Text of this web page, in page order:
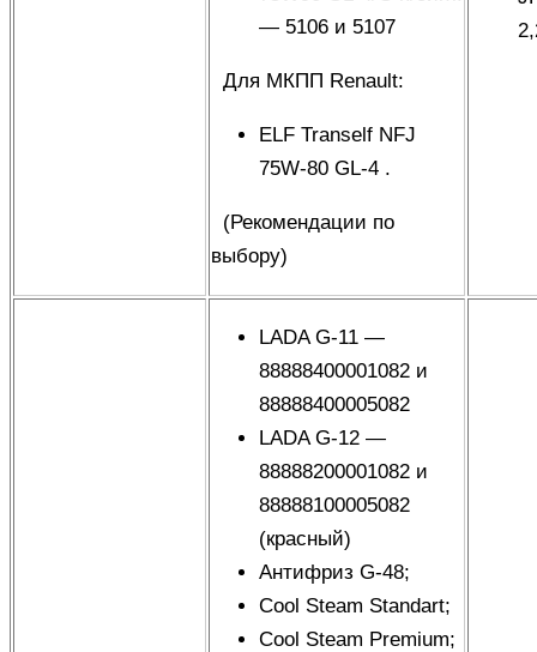
— 5106 и 5107
Для МКПП Renault:
ELF Tranself NFJ
75W-80 GL-4 .
(Рекомендации по
выбору)
LADA G-11 —
88888400001082 и
88888400005082
LADA G-12 —
88888200001082 и
88888100005082
(красный)
Антифриз G-48;
Cool Steam Standart;
Cool Steam Premium;